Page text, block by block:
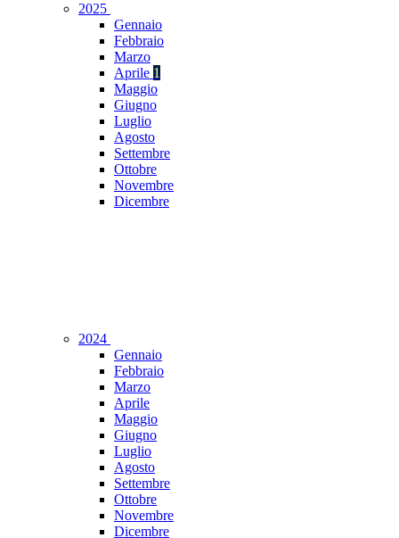
2025
Gennaio
Febbraio
Marzo
Aprile 1
Maggio
Giugno
Luglio
Agosto
Settembre
Ottobre
Novembre
Dicembre
2024
Gennaio
Febbraio
Marzo
Aprile
Maggio
Giugno
Luglio
Agosto
Settembre
Ottobre
Novembre
Dicembre